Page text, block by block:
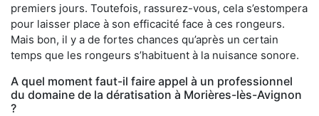
premiers jours. Toutefois, rassurez-vous, cela s’estompera
pour laisser place à son efficacité face à ces rongeurs.
Mais bon, il y a de fortes chances qu’après un certain
temps que les rongeurs s’habituent à la nuisance sonore.
A quel moment faut-il faire appel à un professionnel
du domaine de la dératisation à Morières-lès-Avignon
?